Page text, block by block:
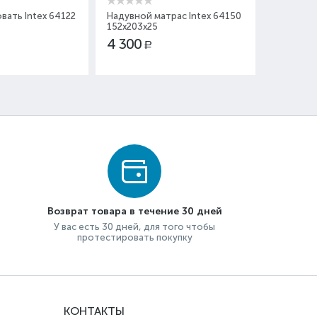
Intex 64122
Надувной матрас Intex 64150
152х203х25
4 300 Р
Возврат товара в течение 30 дней
У вас есть 30 дней, для того чтобы
протестировать покупку
КОНТАКТЫ